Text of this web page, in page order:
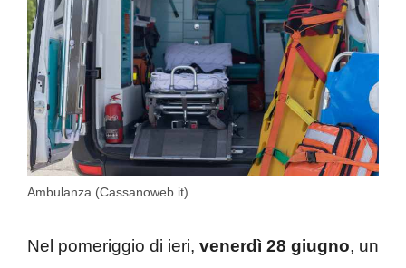
Ambulanza (Cassanoweb.it)
Nel pomeriggio di ieri, venerdì 28 giugno, un